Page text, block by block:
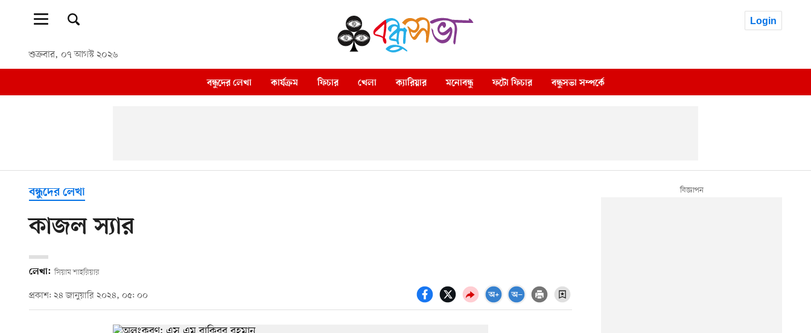
শুক্রবার, ০৭ আগস্ট ২০২৬
Login
বন্ধুদের লেখা কার্যক্রম ফিচার খেলা ক্যারিয়ার মনোবন্ধু ফটো ফিচার বন্ধুসভা সম্পর্কে
বন্ধুদের লেখা
কাজল স্যার
লেখা: সিয়াম শাহরিয়ার
প্রকাশ: ২৪ জানুয়ারি ২০২৪, ০৫: ০০